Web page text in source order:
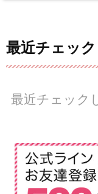
最近チェッ
最近チェック